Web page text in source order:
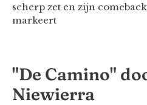
scherp zet en zijn
markeert​
"De Camino"
Niewierra